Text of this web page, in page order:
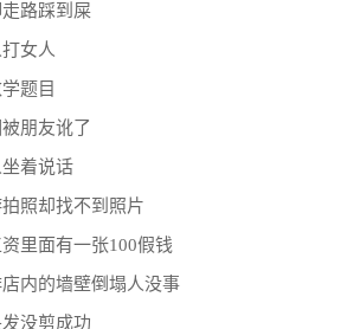
路踩到屎
女人
题目
朋友讹了
着说话
照却找不到照片
里面有一张100假钱
内的墙壁倒塌人没事
没剪成功